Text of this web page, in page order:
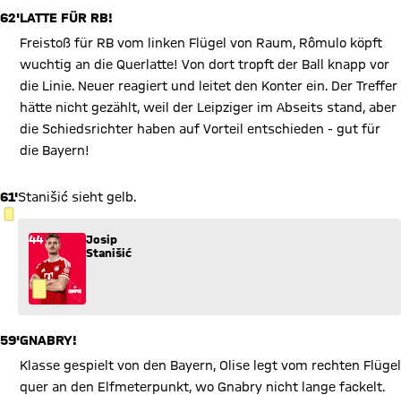
62'LATTE FÜR RB!
Freistoß für RB vom linken Flügel von Raum, Rômulo köpft
wuchtig an die Querlatte! Von dort tropft der Ball knapp vor
die Linie. Neuer reagiert und leitet den Konter ein. Der Treffer
hätte nicht gezählt, weil der Leipziger im Abseits stand, aber
die Schiedsrichter haben auf Vorteil entschieden - gut für
die Bayern!
61'
GELBE KARTE
Stanišić sieht gelb.
44
Josip
Stanišić
59'GNABRY!
Klasse gespielt von den Bayern, Olise legt vom rechten Flügel
quer an den Elfmeterpunkt, wo Gnabry nicht lange fackelt.